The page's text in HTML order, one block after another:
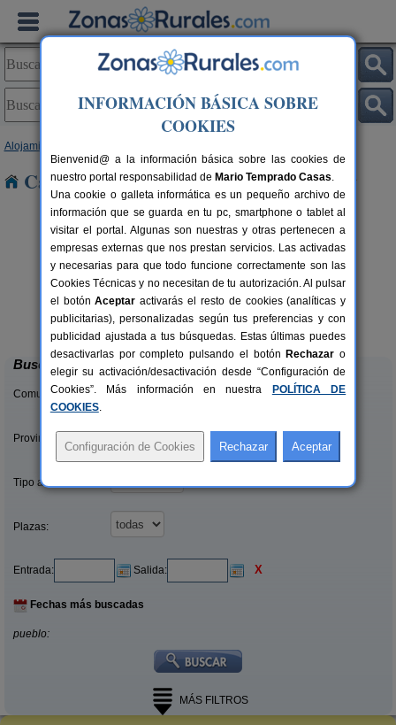
Alojamientos
Casas Rurales cerca de Orient
12 pers.
desde85 €
Son Menut
Felanitx (Mallorca)
Buscar
Comunidades:
Provincias/Islas:
Tipo alquiler:
Plazas:
Entrada: Salida: X
Fechas más buscadas
pueblo:
MÁS FILTROS
INFORMACIÓN BÁSICA SOBRE
COOKIES
Bienvenid@ a la información básica sobre las cookies de
nuestro portal responsabilidad de Mario Temprado Casas.
Una cookie o galleta informática es un pequeño archivo de
información que se guarda en tu pc, smartphone o tablet al
visitar el portal. Algunas son nuestras y otras pertenecen a
empresas externas que nos prestan servicios. Las activadas
y necesarias para que todo funcione correctamente son las
Cookies Técnicas y no necesitan de tu autorización. Al pulsar
el botónAceptar activarás el resto de cookies (analíticas y
publicitarias), personalizadas según tus preferencias y con
publicidad ajustada a tus búsquedas. Estas últimas puedes
desactivarlas por completo pulsando el botón Rechazar o
elegir su activación/desactivación desde “Configuración de
Cookies”. Más información en nuestra
POLÍTICA DE
COOKIES.